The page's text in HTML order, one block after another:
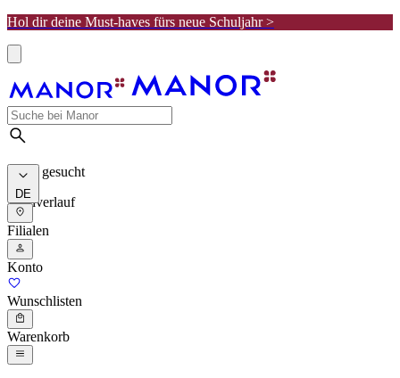
Hol dir deine Must-haves fürs neue Schuljahr >
Meist gesucht
Suchverlauf
DE
Filialen
Konto
Wunschlisten
Warenkorb